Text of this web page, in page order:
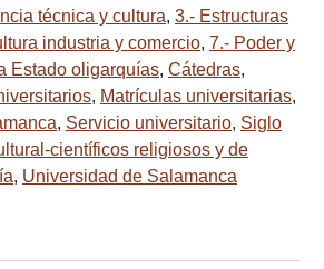
técnica y cultura, 3.- Estructuras
industria y comercio, 7.- Poder y
Estado oligarquías, Cátedras,
, Matrículas universitarias,
, Servicio universitario, Siglo
científicos religiosos y de
, Universidad de Salamanca